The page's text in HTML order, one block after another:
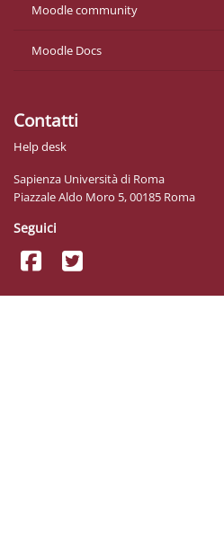
Moodle community
Moodle Docs
Contatti
Help desk
Sapienza Università di Roma
Piazzale Aldo Moro 5, 00185 Roma
Seguici